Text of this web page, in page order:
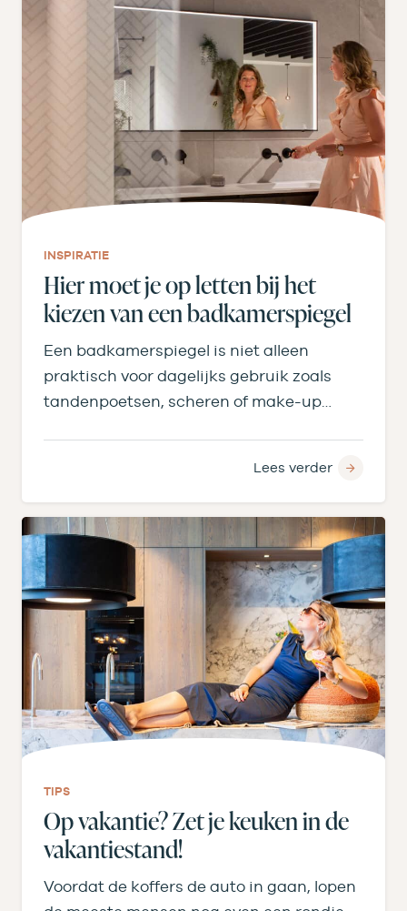
INSPIRATIE
Hier moet je op letten bij het
kiezen van een badkamerspiegel
Een badkamerspiegel is niet alleen
praktisch voor dagelijks gebruik zoals
tandenpoetsen, scheren of make-up
Lees verder
TIPS
Op vakantie? Zet je keuken in de
vakantiestand!
Voordat de koffers de auto in gaan, lopen